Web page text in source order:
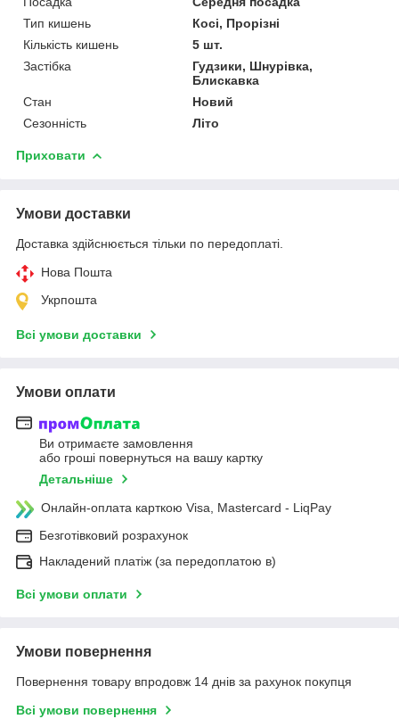
Тип кишень
Косі, Прорізні
Кількість кишень
5 шт.
Застібка
Гудзики, Шнурівка,
Блискавка
Стан
Новий
Сезонність
Літо
Приховати
Умови доставки
Доставка здійснюється тільки по передоплаті.
Нова Пошта
Укрпошта
Всі умови доставки
Умови оплати
Ви отримаєте замовлення
або гроші повернуться на вашу картку
Детальніше
Онлайн-оплата карткою Visa, Mastercard - LiqPay
Безготівковий розрахунок
Накладений платіж (за передоплатою в)
Всі умови оплати
Умови повернення
Повернення товару впродовж 14 днів за рахунок покупця
Всі умови повернення